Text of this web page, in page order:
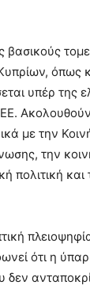
όπως
υπέρ της
με την
την
πολιτική
ότι η